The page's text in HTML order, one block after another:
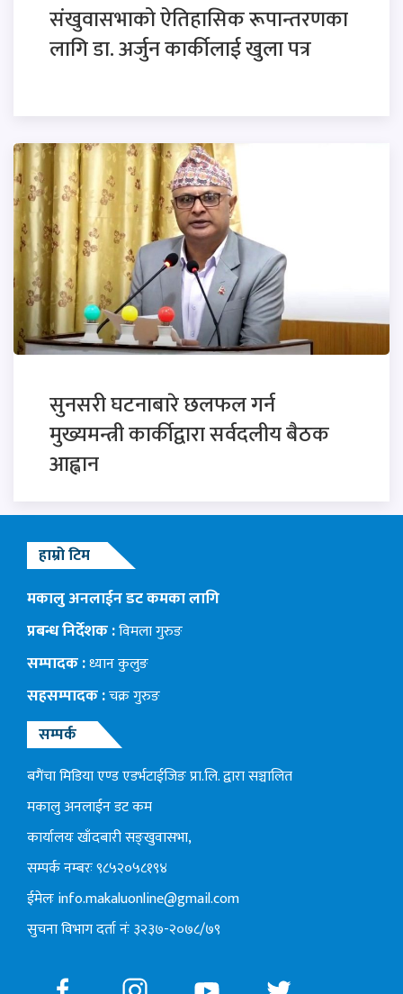
संखुवासभाको ऐतिहासिक रूपान्तरणका
लागि डा. अर्जुन कार्कीलाई खुला पत्र
सुनसरी घटनाबारे छलफल गर्न
मुख्यमन्त्री कार्कीद्वारा सर्वदलीय बैठक
आह्वान
हाम्रो टिम
मकालु अनलाईन डट कमका लागि
प्रबन्ध निर्देशक :विमला गुरुङ
सम्पादक :ध्यान कुलुङ
सहसम्पादक :चक्र गुरुङ
सम्पर्क
बगैंचा मिडिया एण्ड एडर्भटाईजिङ प्रा.लि. द्वारा सञ्चालित
मकालु अनलाईन डट कम
कार्यालयः खाँदबारी सङ्खुवासभा,
सम्पर्क नम्बरः ९८५२०५८१९४
ईमेलःinfo.makaluonline@gmail.com
सुचना विभाग दर्ता नंः ३२३७-२०७८/७९